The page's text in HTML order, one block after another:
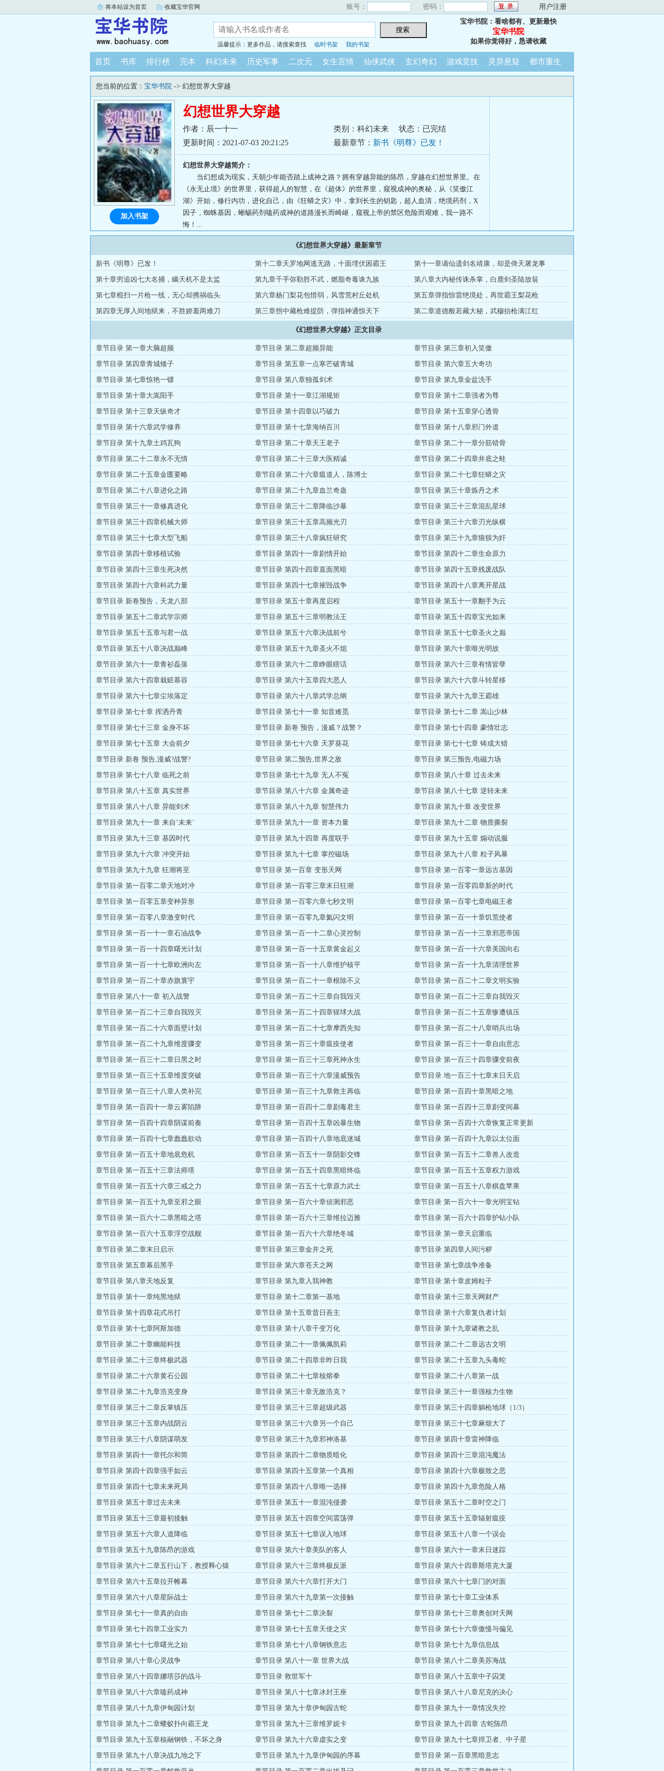
将本站设为首页 收藏宝华官网 账号： 密码： 用户注册
温馨提示：更多作品，请搜索查找 临时书架 我的书架
宝华书院：看啥都有、更新最快
宝华书院
如果你觉得好，恳请收藏
首页 书库 排行榜 完本 科幻未来 历史军事 二次元 女生言情 仙侠武侠 玄幻奇幻 游戏竞技 灵异悬疑 都市重生
您当前的位置： 宝华书院 -> 幻想世界大穿越
幻想世界大穿越
作者：辰一十一 类别：科幻未来
状态：已完结
更新时间：2021-07-03 20:21:25
最新章节： 新书《明尊》已发！
幻想世界大穿越简介：
当幻想成为现实，天朝少年能否踏上成神之路？拥有穿越异能的陈昂，穿越在幻想世界里。在
《永无止境》的世界里，获得超人的智慧，在《超体》的世界里，窥视成神的奥秘，从《笑傲江
湖》开始，修行内功，进化自己，由《狂蟒之灾》中，拿到长生的钥匙，超人血清，绝境药剂，X
因子，蜘蛛基因，蜥蜴药剂嗑药成神的道路漫长而崎岖，窥视上帝的禁区危险而艰难，我一路不
悔！...
加入书架
《幻想世界大穿越》最新章节
新书《明尊》已发！ 第十二章天罗地网逃无路，十面埋伏困霸王 第十一章谪仙遗剑名靖康，却是倚天屠龙事
第十章穷追凶七大名捕，瞒天机不是太监 第九章千手弥勒胜不武，燃脂奇毒诛九族 第八章大内秘传诛杀掌，白鹿剑圣陆放翁
第七章棍扫一片枪一线，无心却携祸临头 第六章杨门梨花包惜弱，风雪荒村丘处机 第五章弹指惊雷绝境处，再世霸王梨花枪
第四章无厚入间地狱来，不胜娇羞两难刀 第三章拐中藏枪难提防，弹指神通惊天下 第二章道德般若藏大秘，武穆抬枪满江红
《幻想世界大穿越》正文目录
章节目录 第一章大脑超频 章节目录 第二章超频异能 章节目录 第三章初入笑傲
章节目录 第四章青城矮子 章节目录 第五章一点寒芒破青城 章节目录 第六章五大奇功
章节目录 第七章惊艳一镖 章节目录 第八章独孤剑术 章节目录 第九章金盆洗手
章节目录 第十章大嵩阳手 章节目录 第十一章江湖规矩 章节目录 第十二章强者为尊
章节目录 第十三章天纵奇才 章节目录 第十四章以巧破力 章节目录 第十五章穿心透骨
章节目录 第十六章武学修养 章节目录 第十七章海纳百川 章节目录 第十八章邪门外道
章节目录 第十九章土鸡瓦狗 章节目录 第二十章天王老子 章节目录 第二十一章分筋错骨
章节目录 第二十二章永不无情 章节目录 第二十三章大医精诚 章节目录 第二十四章井底之蛙
章节目录 第二十五章金匮要略 章节目录 第二十六章瘟道人，陈博士 章节目录 第二十七章狂蟒之灾
章节目录 第二十八章进化之路 章节目录 第二十九章血兰奇蛊 章节目录 第三十章炼丹之术
章节目录 第三十一章修真进化 章节目录 第三十二章降临沙暴 章节目录 第三十三章混乱星球
章节目录 第三十四章机械大师 章节目录 第三十五章高频光刃 章节目录 第三十六章刃光纵横
章节目录 第三十七章大型飞船 章节目录 第三十八章疯狂研究 章节目录 第三十九章狼狈为奸
章节目录 第四十章移植试验 章节目录 第四十一章剧情开始 章节目录 第四十二章生命原力
章节目录 第四十三章生死决然 章节目录 第四十四章直面黑暗 章节目录 第四十五章残废战队
章节目录 第四十六章科武力量 章节目录 第四十七章摧毁战争 章节目录 第四十八章离开星战
章节目录 新卷预告，天龙八部 章节目录 第五十章再度启程 章节目录 第五十一章翻手为云
章节目录 第五十二章武学宗师 章节目录 第五十三章明教法王 章节目录 第五十四章宝光如来
章节目录 第五十五章与君一战 章节目录 第五十六章决战前兮 章节目录 第五十七章圣火之巅
章节目录 第五十八章决战巅峰 章节目录 第五十九章圣火不熄 章节目录 第六十章唯光明故
章节目录 第六十一章青衫磊落 章节目录 第六十二章睁眼瞎话 章节目录 第六十三章有情皆孽
章节目录 第六十四章栽赃慕容 章节目录 第六十五章四大恶人 章节目录 第六十六章斗转星移
章节目录 第六十七章尘埃落定 章节目录 第六十八章武学总纲 章节目录 第六十九章王霸雄
章节目录 第七十章 挥洒丹青 章节目录 第七十一章 知音难觅 章节目录 第七十二章 嵩山少林
章节目录 第七十三章 金身不坏 章节目录 新卷 预告，漫威？战警？ 章节目录 第七十四章 豪情壮志
章节目录 第七十五章 大会前夕 章节目录 第七十六章 天罗葵花 章节目录 第七十七章 铸成大错
章节目录 新卷 预告,漫威?战警? 章节目录 第二预告,世界之敌 章节目录 第三预告,电磁力场
章节目录 第七十八章 临死之前 章节目录 第七十九章 无人不冤 章节目录 第八十章 过去未来
章节目录 第八十五章 真实世界 章节目录 第八十六章 金属奇迹 章节目录 第八十七章 逆转未来
章节目录 第八十八章 异能剑术 章节目录 第八十九章 智慧伟力 章节目录 第九十章 改变世界
章节目录 第九十一章 来自‘未来’ 章节目录 第九十一章 资本力量 章节目录 第九十二章 物质撕裂
章节目录 第九十三章 基因时代 章节目录 第九十四章 再度联手 章节目录 第九十五章 煽动说服
章节目录 第九十六章 冲突开始 章节目录 第九十七章 掌控磁场 章节目录 第九十八章 粒子风暴
章节目录 第九十九章 狂潮将至 章节目录 第一百章 变形天网 章节目录 第一百零一章远古基因
章节目录 第一百零二章天地对冲 章节目录 第一百零三章末日狂潮 章节目录 第一百零四章新的时代
章节目录 第一百零五章变种异形 章节目录 第一百零六章七秒文明 章节目录 第一百零七章电磁王者
章节目录 第一百零八章激变时代 章节目录 第一百零九章氦闪文明 章节目录 第一百一十章饥荒使者
章节目录 第一百一十一章石油战争 章节目录 第一百一十二章心灵控制 章节目录 第一百一十三章邪恶帝国
章节目录 第一百一十四章曙光计划 章节目录 第一百一十五章黄金起义 章节目录 第一百一十六章美国向右
章节目录 第一百一十七章欧洲向左 章节目录 第一百一十八章维护核平 章节目录 第一百一十九章清理世界
章节目录 第一百二十章赤旗寰宇 章节目录 第一百二十一章根除不义 章节目录 第一百二十二章文明实验
章节目录 第八十一章 初入战警 章节目录 第一百二十三章自我毁灭 章节目录 第一百二十三章自我毁灭
章节目录 第一百二十三章自我毁灭 章节目录 第一百二十四章猩球大战 章节目录 第一百二十五章惨遭镇压
章节目录 第一百二十六章面壁计划 章节目录 第一百二十七章摩西先知 章节目录 第一百二十八章哨兵出场
章节目录 第一百二十九章维度骤变 章节目录 第一百三十章瘟疫使者 章节目录 第一百三十一章自由意志
章节目录 第一百三十二章日黑之时 章节目录 第一百三十三章死神永生 章节目录 第一百三十四章骤变前夜
章节目录 第一百三十五章维度突破 章节目录 第一百三十六章漫威预告 章节目录 地一百三十七章末日天启
章节目录 第一百三十八章人类补完 章节目录 第一百三十九章救主再临 章节目录 第一百四十章黑暗之地
章节目录 第一百四十一章云雾陷阱 章节目录 第一百四十二章剧毒君主 章节目录 第一百四十三章剧变间幕
章节目录 第一百四十四章阴谋前奏 章节目录 第一百四十五章凶暴生物 章节目录 第一百四十六章恢复正常更新
章节目录 第一百四十七章蠢蠢欲动 章节目录 第一百四十八章地底迷城 章节目录 第一百四十九章以太位面
章节目录 第一百五十章地底危机 章节目录 第一百五十一章阴影交锋 章节目录 第一百五十二章兽人改造
章节目录 第一百五十三章法师塔 章节目录 第一百五十四章黑暗终临 章节目录 第一百五十五章权力游戏
章节目录 第一百五十六章三戒之力 章节目录 第一百五十七章原力武士 章节目录 第一百五十八章棋盘苹果
章节目录 第一百五十九章至邪之眼 章节目录 第一百六十章侦测邪恶 章节目录 第一百六十一章光明宝钻
章节目录 第一百六十二章黑暗之塔 章节目录 第一百六十三章维拉迈雅 章节目录 第一百六十四章护钻小队
章节目录 第一百六十五章浮空战舰 章节目录 第一百六十六章绝冬城 章节目录 第一章天启重临
章节目录 第二章末日启示 章节目录 第三章金并之死 章节目录 第四章人间污秽
章节目录 第五章幕后黑手 章节目录 第六章苍天之网 章节目录 第七章战争准备
章节目录 第八章天地反复 章节目录 第九章入我神教 章节目录 第十章皮姆粒子
章节目录 第十一章纯黑地狱 章节目录 第十二章第一基地 章节目录 第十三章天网财产
章节目录 第十四章花式吊打 章节目录 第十五章昔日吾主 章节目录 第十六章复仇者计划
章节目录 第十七章阿斯加德 章节目录 第十八章千变万化 章节目录 第十九章诸教之乱
章节目录 第二十章幽能科技 章节目录 第二十一章佩佩凯莉 章节目录 第二十二章远古文明
章节目录 第二十三章终极武器 章节目录 第二十四章非昨日我 章节目录 第二十五章九头毒蛇
章节目录 第二十六章黄石公园 章节目录 第二十七章核熔拳 章节目录 第二十八章第一战
章节目录 第二十九章浩克变身 章节目录 第三十章无敌浩克？ 章节目录 第三十一章强核力生物
章节目录 第三十二章反掌镇压 章节目录 第三十三章超级武器 章节目录 第三十四章躺枪地球（1/3）
章节目录 第三十五章内战阴云 章节目录 第三十六章另一个自己 章节目录 第三十七章麻烦大了
章节目录 第三十八章阴谋萌发 章节目录 第三十九章邪神洛基 章节目录 第四十章雷神降临
章节目录 第四十一章托尔和简 章节目录 第四十二章物质暗化 章节目录 第四十三章混沌魔法
章节目录 第四十四章强手如云 章节目录 第四十五章第一个真相 章节目录 第四十六章极致之恶
章节目录 第四十七章未来死局 章节目录 第四十八章唯一选择 章节目录 第四十九章危险人格
章节目录 第五十章过去未来 章节目录 第五十一章混沌侵袭 章节目录 第五十二章时空之门
章节目录 第五十三章最初接触 章节目录 第五十四章空间震荡弹 章节目录 第五十五章辐射瘟疫
章节目录 第五十六章人道降临 章节目录 第五十七章误入地球 章节目录 第五十八章一个误会
章节目录 第五十九章陈昂的游戏 章节目录 第六十章美队的客人 章节目录 第六十一章末日迷踪
章节目录 第六十二章五行山下，教授释心猿 章节目录 第六十三章终极反派 章节目录 第六十四章斯塔克大厦
章节目录 第六十五章拉开帷幕 章节目录 第六十六章打开大门 章节目录 第六十七章门的对面
章节目录 第六十八章星际战士 章节目录 第六十九章第一次接触 章节目录 第七十章工业体系
章节目录 第七十一章真的自由 章节目录 第七十二章决裂 章节目录 第七十三章奥创对天网
章节目录 第七十四章工业实力 章节目录 第七十五章天使之灾 章节目录 第七十六章傲慢与偏见
章节目录 第七十七章曙光之始 章节目录 第七十八章钢铁意志 章节目录 第七十九章信息战
章节目录 第八十章心灵战争 章节目录 第八十一章 世界大战 章节目录 第八十二章美苏海战
章节目录 第八十四章娜塔莎的战斗 章节目录 救世军十 章节目录 第八十五章中子囚笼
章节目录 第八十六章嗑药成神 章节目录 第八十七章冰封王座 章节目录 第八十八章尼克的决心
章节目录 第八十九章伊甸园计划 章节目录 第九十章伊甸园古蛇 章节目录 第九十一章情况失控
章节目录 第九十二章蝼蚁扑向霸王龙 章节目录 第九十三章维罗妮卡 章节目录 第九十四章 古蛇陈昂
章节目录 第九十五章核融钢铁，不坏之身 章节目录 第九十六章虚实之变 章节目录 第九十七章捍卫者、中子星
章节目录 第九十八章决战九地之下 章节目录 第九十九章伊甸园的序幕 章节目录 第一百章黑暗意志